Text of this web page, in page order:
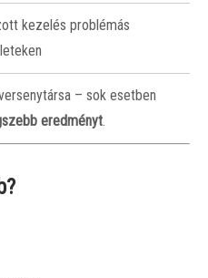
kezelés problémás
– sok esetben
eredményt.